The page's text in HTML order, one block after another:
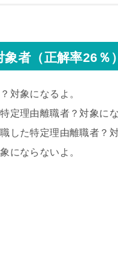
者（正解率26％）
対象になるよ。
定理由離職者？対象にな
した特定理由離職者？
にならないよ。